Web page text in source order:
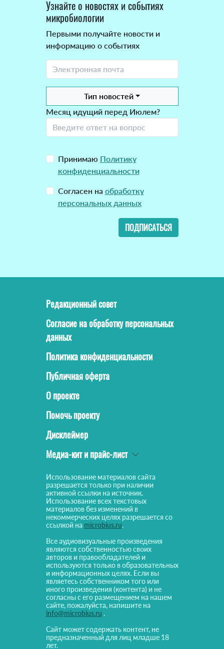
Узнайте о новостях и событиях
микробиологии
Первыми получайте новости и
информацию о событиях
Тип новостей
Месяц идущий перед Июлем?
Принимаю Политику
конфиденциальности
Согласен на обработку
персональных данных
ПОДПИСАТЬСЯ
Редакционный совет
Согласие на обработку персональных
данных
Политика конфиденциальности
Публичная оферта
О проекте
Помочь проекту
Дисклеймер
Медиа-кит и прайс-лист
Использование материалов сайта
разрешается только при наличии
активной ссылки на источник.
Использование всех текстовых
материалов без изменений в
некоммерческих целях разрешается со
ссылкой на microbius.ru.
Все аудиовизуальные произведения
являются собственностью своих
авторов и правообладателей и
используются только в образовательных
и информационных целях. Если вы
являетесь собственником того или
иного произведения (контента) и не
согласны с его размещением на нашем
сайте, пожалуйста, напишите на
info@microbius.ru .
Сайт может содержать контент, не
предназначенный для лиц младше 18
лет.